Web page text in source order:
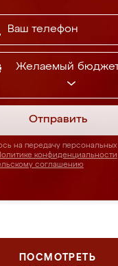
Желаемый
Отправить
на передачу
конфиденциальности
соглашению
ПОСМОТРЕТЬ